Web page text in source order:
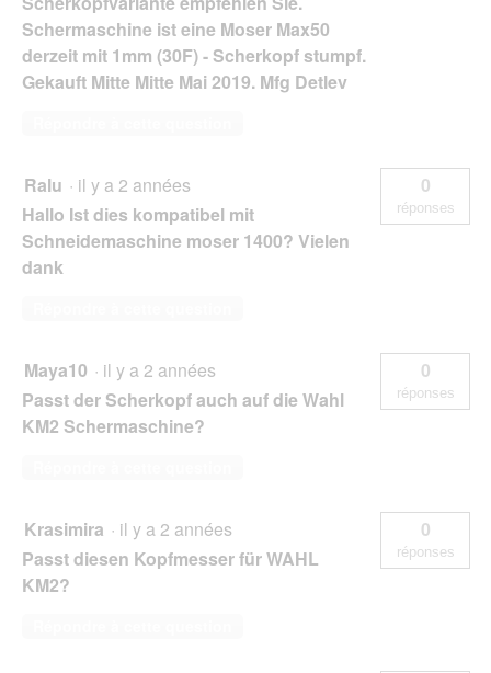
Schermaschine ist eine Moser Max50
derzeit mit 1mm (30F) - Scherkopf stumpf.
Gekauft Mitte Mitte Mai 2019. Mfg Detlev
Ralu · il y a 2 années
Hallo Ist dies kompatibel mit
Schneidemaschine moser 1400? Vielen
dank
0
réponses
Maya10 · il y a 2 années
Passt der Scherkopf auch auf die Wahl
KM2 Schermaschine?
0
réponses
Krasimira · il y a 2 années
Passt diesen Kopfmesser für WAHL
KM2?
0
réponses